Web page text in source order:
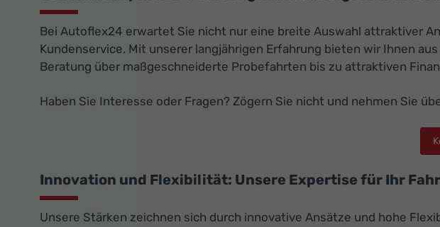
Bei Autoflex24 erwartet Sie nicht nur eine breite Auswahl attraktiver
Kundenservice. Mit unserer langjährigen Erfahrung bieten wir Ihnen
Beratung über maßgeschneiderte Probefahrten bis zu attraktiven
Haben Sie Interesse oder Fragen? Zögern Sie nicht und nehmen Sie
Innovation und Flexibilität: Unsere Expertise für Ihr
Unsere Stärken zeichnen sich durch innovative Ansätze und hohe